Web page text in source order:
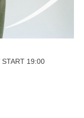
START 19:00